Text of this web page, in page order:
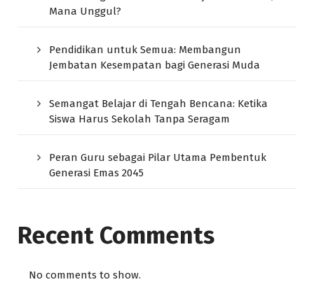
Mana Unggul?
Pendidikan untuk Semua: Membangun
Jembatan Kesempatan bagi Generasi Muda
Semangat Belajar di Tengah Bencana: Ketika
Siswa Harus Sekolah Tanpa Seragam
Peran Guru sebagai Pilar Utama Pembentuk
Generasi Emas 2045
Recent Comments
No comments to show.